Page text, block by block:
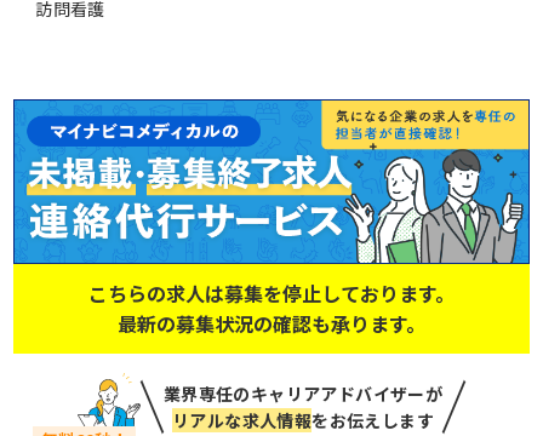
訪問看護
こちらの求人は募集を停止しております。
最新の募集状況の確認も承ります。
業界専任のキャリアアドバイザーが
リアルな求人情報をお伝えします